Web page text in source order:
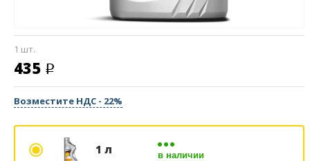
1 шт.
435
Возместите НДС - 22%
1 л в наличии